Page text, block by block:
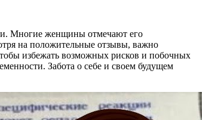
Многие женщины отмечают его
на положительные отзывы, важно
избежать возможных рисков и побочных
Забота о себе и своем будущем